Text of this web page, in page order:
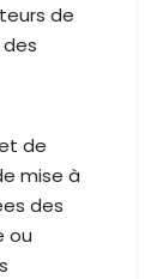
de
de
mise à
des
ou